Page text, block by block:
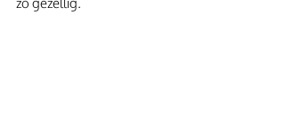
zo gezellig.